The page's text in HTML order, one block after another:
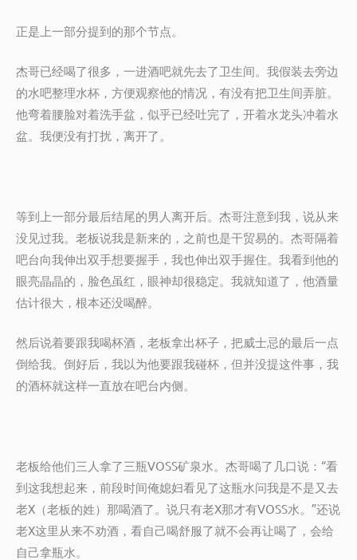
正是上一部分提到的那个节点。
杰哥已经喝了很多，一进酒吧就先去了卫生间。我假装去旁边
的水吧整理水杯，方便观察他的情况，有没有把卫生间弄脏。
他弯着腰脸对着洗手盆，似乎已经吐完了，开着水龙头冲着水
盆。我便没有打扰，离开了。
等到上一部分最后结尾的男人离开后。杰哥注意到我，说从来
没见过我。老板说我是新来的，之前也是干贸易的。杰哥隔着
吧台向我伸出双手想要握手，我也伸出双手握住。我看到他的
眼亮晶晶的，脸色虽红，眼神却很稳定。我就知道了，他酒量
估计很大，根本还没喝醉。
然后说着要跟我喝杯酒，老板拿出杯子，把威士忌的最后一点
倒给我。倒好后，我以为他要跟我碰杯，但并没提这件事，我
的酒杯就这样一直放在吧台内侧。
老板给他们三人拿了三瓶VOSS矿泉水。杰哥喝了几口说：“看
到这我想起来，前段时间俺媳妇看见了这瓶水问我是不是又去
老X（老板的姓）那喝酒了。说只有老X那才有VOSS水。”还说
老X这里从来不劝酒，看自己喝舒服了就不会再让喝了，会给
自己拿瓶水。